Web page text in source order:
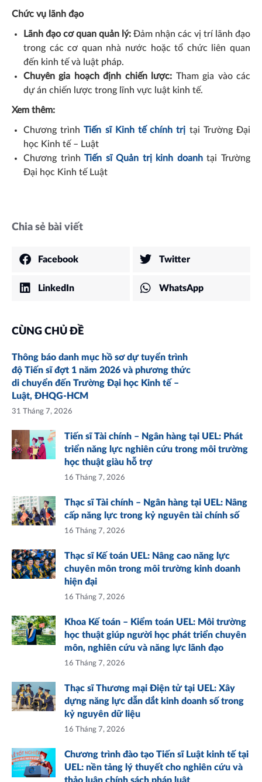
Chức vụ lãnh đạo
Lãnh đạo cơ quan quản lý: Đảm nhận các vị trí lãnh đạo
trong các cơ quan nhà nước hoặc tổ chức liên quan
đến kinh tế và luật pháp.
Chuyên gia hoạch định chiến lược: Tham gia vào các
dự án chiến lược trong lĩnh vực luật kinh tế.
Xem thêm:
Chương trìnhTiến sĩ Kinh tế chính trị tại Trường Đại
học Kinh tế – Luật
Chương trìnhTiến sĩ Quản trị kinh doanh tại Trường
Đại học Kinh tế Luật
Chia sẻ bài viết
Facebook Twitter
LinkedIn WhatsApp
CÙNG CHỦ ĐỀ
Thông báo danh mục hồ sơ dự tuyển trình
độ Tiến sĩ đợt 1 năm 2026 và phương thức
di chuyển đến Trường Đại học Kinh tế –
Luật, ĐHQG-HCM
31 Tháng 7, 2026
Tiến sĩ Tài chính – Ngân hàng tại UEL: Phát
triển năng lực nghiên cứu trong môi trường
học thuật giàu hỗ trợ
16 Tháng 7, 2026
Thạc sĩ Tài chính – Ngân hàng tại UEL: Nâng
cấp năng lực trong kỷ nguyên tài chính số
16 Tháng 7, 2026
Thạc sĩ Kế toán UEL: Nâng cao năng lực
chuyên môn trong môi trường kinh doanh
hiện đại
16 Tháng 7, 2026
Khoa Kế toán – Kiểm toán UEL: Môi trường
học thuật giúp người học phát triển chuyên
môn, nghiên cứu và năng lực lãnh đạo
16 Tháng 7, 2026
Thạc sĩ Thương mại Điện tử tại UEL: Xây
dựng năng lực dẫn dắt kinh doanh số trong
kỷ nguyên dữ liệu
16 Tháng 7, 2026
Chương trình đào tạo Tiến sĩ Luật kinh tế tại
UEL: nền tảng lý thuyết cho nghiên cứu và